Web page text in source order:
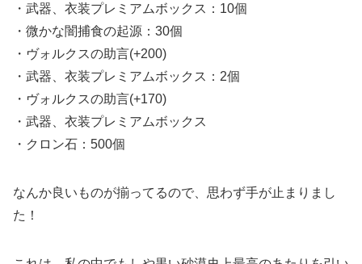
・武器、衣装プレミアムボックス：10個
・微かな闇捕食の起源：30個
・ヴォルクスの助言(+200)
・武器、衣装プレミアムボックス：2個
・ヴォルクスの助言(+170)
・武器、衣装プレミアムボックス
・クロン石：500個
なんか良いものが揃ってるので、思わず手が止まりまし
た！